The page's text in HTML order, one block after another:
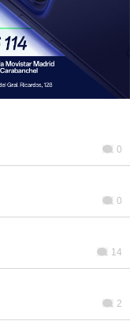
0
0
14
2